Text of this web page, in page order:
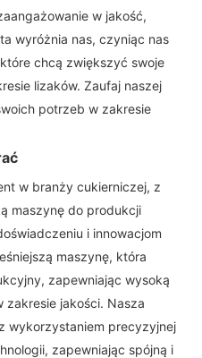
w jakość,
wyróżnia nas, czyniąc nas
chcą zwiększyć swoje
lizaków. Zaufaj naszej
potrzeb w zakresie
w branży cukierniczej, z
maszynę do produkcji
i innowacjom
maszynę, która
zapewniając wysoką
zakresie jakości. Nasza
wykorzystaniem precyzyjnej
zapewniając spójną i